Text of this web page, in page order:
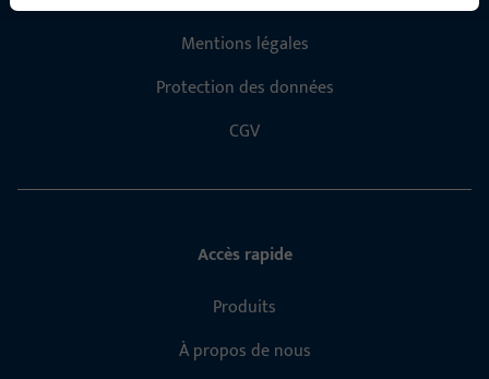
Mentions légales
Protection des données
CGV
Accès rapide
Produits
À propos de nous